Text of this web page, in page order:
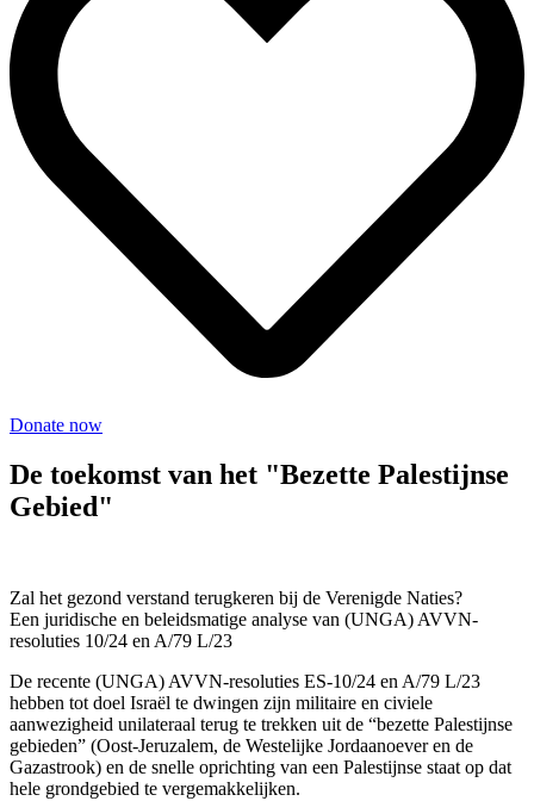
Donate now
De toekomst van het "Bezette Palestijnse
Gebied"
Zal het gezond verstand terugkeren bij de Verenigde Naties?
Een juridische en beleidsmatige analyse van (UNGA) AVVN-
resoluties 10/24 en A/79 L/23
De recente (UNGA) AVVN-resoluties ES-10/24 en A/79 L/23
hebben tot doel Israël te dwingen zijn militaire en civiele
aanwezigheid unilateraal terug te trekken uit de “bezette Palestijnse
gebieden” (Oost-Jeruzalem, de Westelijke Jordaanoever en de
Gazastrook) en de snelle oprichting van een Palestijnse staat op dat
hele grondgebied te vergemakkelijken.